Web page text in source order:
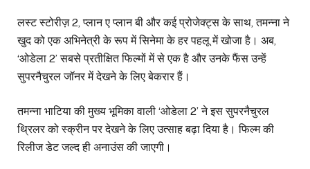
लस्ट स्टोरीज़ 2, प्लान ए प्लान बी और कई प्रोजेक्ट्स के साथ, तमन्ना ने
खुद को एक अभिनेत्री के रूप में सिनेमा के हर पहलू में खोजा है। अब,
‘ओडेला 2’ सबसे प्रतीक्षित फिल्मों में से एक है और उनके फैंस उन्हें
सुपरनैचुरल जॉनर में देखने के लिए बेकरार हैं।
तमन्ना भाटिया की मुख्य भूमिका वाली ‘ओडेला 2’ ने इस सुपरनैचुरल
थ्रिलर को स्क्रीन पर देखने के लिए उत्साह बढ़ा दिया है। फिल्म की
रिलीज डेट जल्द ही अनाउंस की जाएगी।